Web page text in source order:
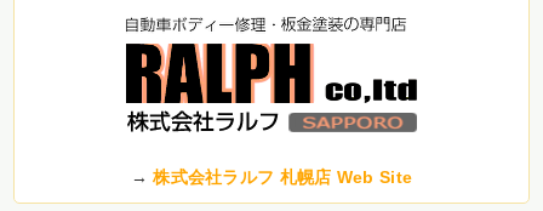
→株式会社ラルフ 札幌店 Web Site